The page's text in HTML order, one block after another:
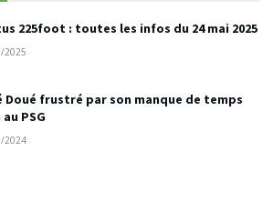
225foot : toutes les infos du 24 mai 2025
2025
Doué frustré par son manque de temps
PSG
2024